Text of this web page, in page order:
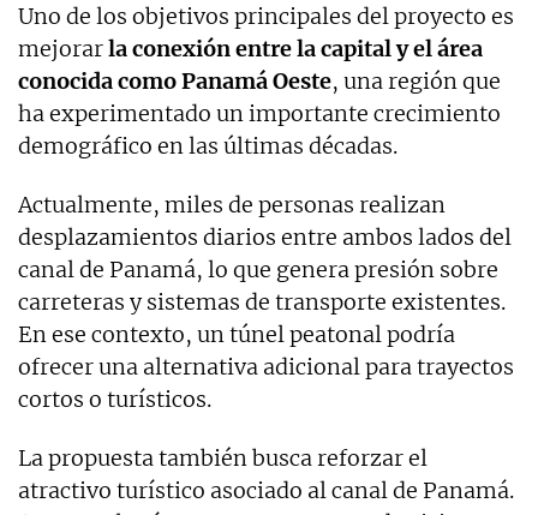
Uno de los objetivos principales del proyecto es
mejorarla conexión entre la capital y el área
conocida como Panamá Oeste, una región que
ha experimentado un importante crecimiento
demográfico en las últimas décadas.
Actualmente, miles de personas realizan
desplazamientos diarios entre ambos lados del
canal de Panamá, lo que genera presión sobre
carreteras y sistemas de transporte existentes.
En ese contexto, un túnel peatonal podría
ofrecer una alternativa adicional para trayectos
cortos o turísticos.
La propuesta también busca reforzar el
atractivo turístico asociado al canal de Panamá.